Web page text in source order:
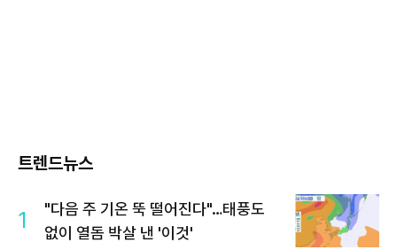
트렌드뉴스
1
"다음 주 기온 뚝 떨어진다"…태풍도
없이 열돔 박살 낸 '이것'